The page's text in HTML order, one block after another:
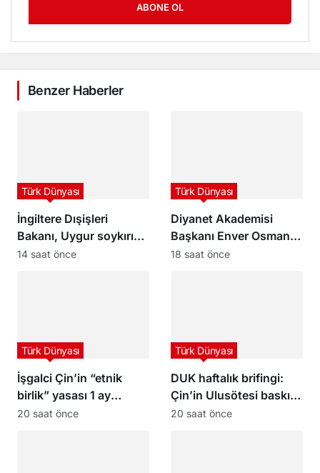
ABONE OL
Benzer Haberler
İngiltere Dışişleri
Bakanı, Uygur soykırımı
konusunda Çin’e karşı
Türk Dünyası
14 saat önce
Diyanet Akademisi
Başkanı Enver Osman
Kaan’dan açıklama:
Türk Dünyası
18 saat önce
İşgalci Çin’in “etnik
birlik” yasası 1 ay
olmasına rağmen
Türk Dünyası
20 saat önce
DUK haftalık brifingi:
Çin’in Ulusötesi baskısı
ve “Etnik Birlik
Türk Dünyası
20 saat önce